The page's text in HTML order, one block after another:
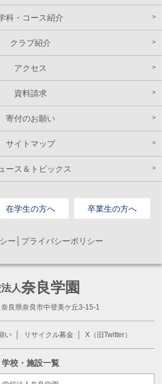
科・コース紹介
クラブ紹介
アクセス
資料請求
寄付のお願い
サイトマップ
ース＆トピックス
在学生の方へ 卒業生の方へ
ー│プライバシーポリシー
人奈良学園
良県奈良市中登美ケ丘3-15-1
い リサイクル募金 X（旧Twitter）
学校・施設一覧